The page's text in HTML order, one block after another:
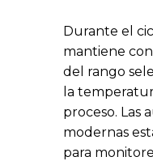
Durante el
mantiene
del rango
la
proceso. Las
modernas
para